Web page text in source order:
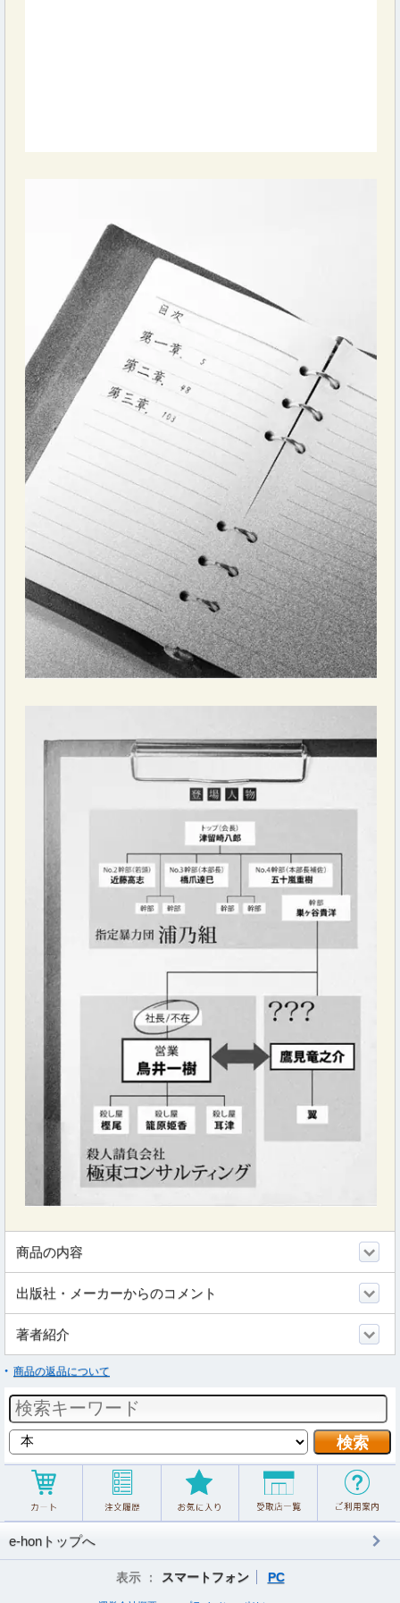
商品の内容
出版社・メーカーからのコメント
著者紹介
商品の返品について
e-honトップへ
表示 ： スマートフォン PC